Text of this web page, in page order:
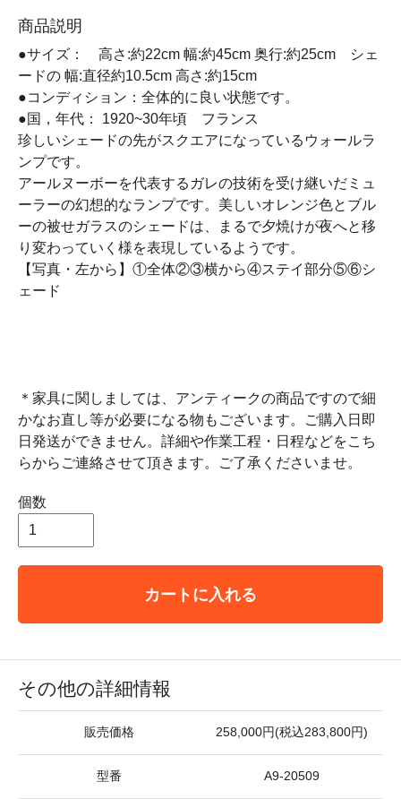
商品説明
●サイズ： 高さ:約22cm 幅:約45cm 奥行:約25cm シェ
ードの 幅:直径約10.5cm 高さ:約15cm
●コンディション：全体的に良い状態です。
●国，年代： 1920~30年頃 フランス
珍しいシェードの先がスクエアになっているウォールラ
ンプです。
アールヌーボーを代表するガレの技術を受け継いだミュ
ーラーの幻想的なランプです。美しいオレンジ色とブル
ーの被せガラスのシェードは、まるで夕焼けが夜へと移
り変わっていく様を表現しているようです。
【写真・左から】①全体②③横から④ステイ部分⑤⑥シ
ェード
＊家具に関しましては、アンティークの商品ですので細
かなお直し等が必要になる物もございます。ご購入日即
日発送ができません。詳細や作業工程・日程などをこち
らからご連絡させて頂きます。ご了承くださいませ。
個数
カートに入れる
その他の詳細情報
販売価格 258,000円(税込283,800円)
型番 A9-20509